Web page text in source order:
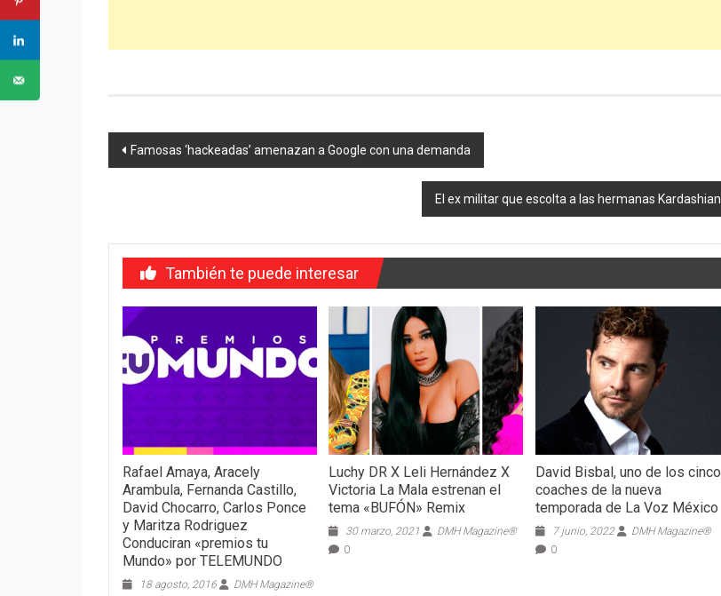
Navegación
Famosas ‘hackeadas’ amenazan a Google con una demanda
El ex militar que escolta a las hermanas Kardashian
También te puede interesar
Rafael Amaya, Aracely
Arambula, Fernanda Castillo,
David Chocarro, Carlos Ponce
y Maritza Rodriguez
Conduciran «premios tu
Mundo» por TELEMUNDO
18 agosto, 2016
DMH Magazine®
Luchy DR X Leli Hernández X
Victoria La Mala estrenan el
tema «BUFÓN» Remix
30 marzo, 2021
DMH Magazine®
0
David Bisbal, uno de los cinco
coaches de la nueva
temporada de La Voz México
7 junio, 2022
DMH Magazine®
0